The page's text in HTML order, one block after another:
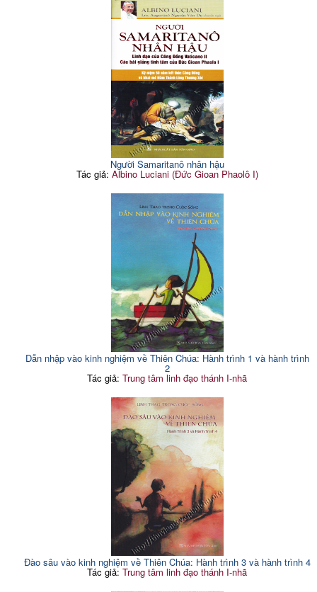
Người Samaritanô nhân hậu
Tác giả: Albino Luciani (Đức Gioan Phaolô I)
Dẫn nhập vào kinh nghiệm về Thiên Chúa: Hành trình 1 và hành trình
2
Tác giả:Trung tâm linh đạo thánh I-nhã
Đào sâu vào kinh nghiệm về Thiên Chúa: Hành trình 3 và hành trình 4
Tác giả:Trung tâm linh đạo thánh I-nhã